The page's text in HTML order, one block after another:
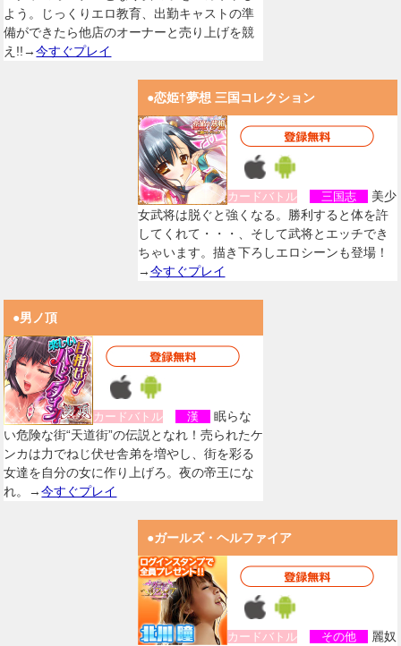
よう。じっくりエロ教育、出勤キャストの準
備ができたら他店のオーナーと売り上げを競
え!!→今すぐプレイ
●恋姫†夢想 三国コレクション
カードバトル 三国志
美少
女武将は脱ぐと強くなる。勝利すると体を許
してくれて・・・、そして武将とエッチでき
ちゃいます。描き下ろしエロシーンも登場！
→今すぐプレイ
●男ノ頂
カードバトル 漢
眠らな
い危険な街“天道街”の伝説となれ！売られたケ
ンカは力でねじ伏せ舎弟を増やし、街を彩る
女達を自分の女に作り上げろ。夜の帝王にな
れ。→今すぐプレイ
●ガールズ・ヘルファイア
カードバトル その他
麗奴